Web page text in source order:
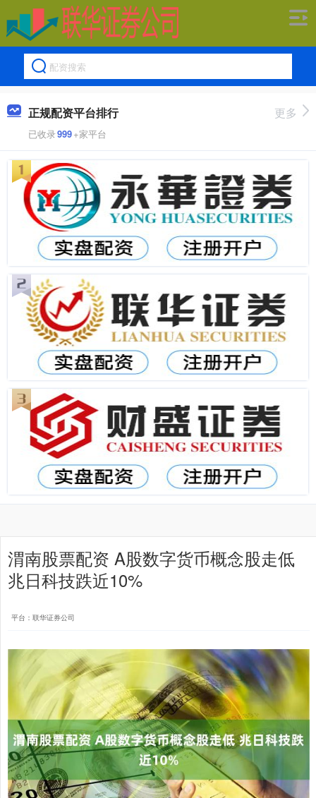
正规配资平台排行
已收录999+家平台
更多
渭南股票配资 A股数字货币概念股走低
兆日科技跌近10%
平台：联华证券公司